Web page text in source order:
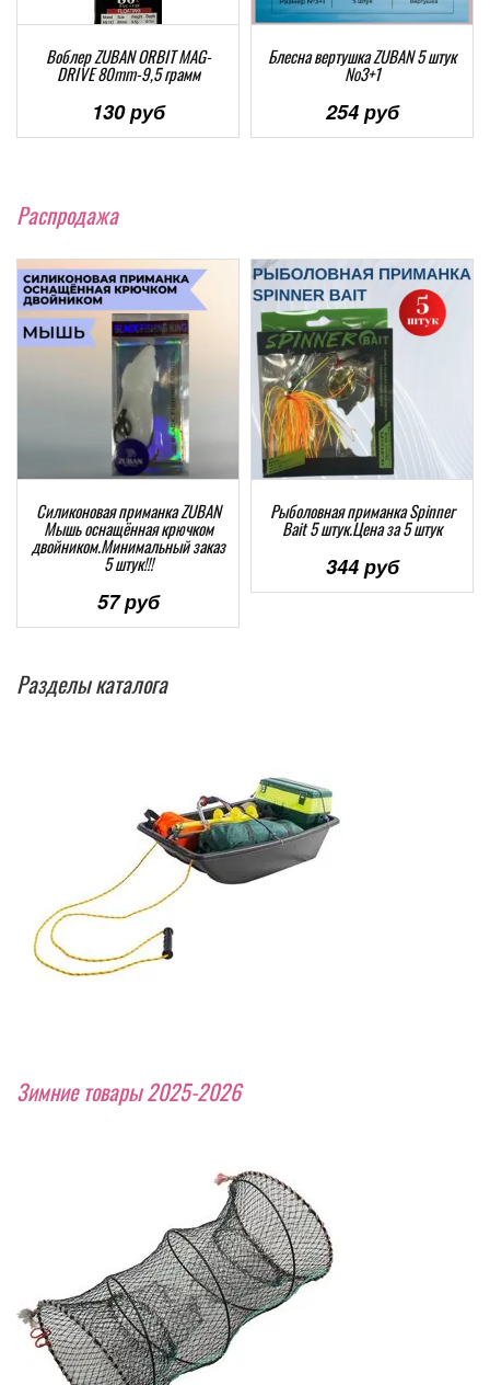
Воблер ZUBAN ORBIT MAG-
DRIVE 80mm-9,5 грамм
130 руб
Блесна вертушка ZUBAN 5 штук
№3+1
254 руб
Распродажа
Силиконовая приманка ZUBAN
Мышь оснащённая крючком
двойником.Минимальный заказ
5 штук!!!
57 руб
Рыболовная приманка Spinner
Bait 5 штук.Цена за 5 штук
344 руб
Разделы каталога
Зимние товары 2025-2026